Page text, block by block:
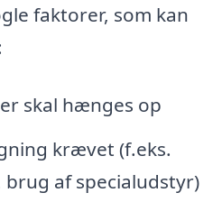
faktorer, som kan
skal hænges op
krævet (f.eks.
af specialudstyr)